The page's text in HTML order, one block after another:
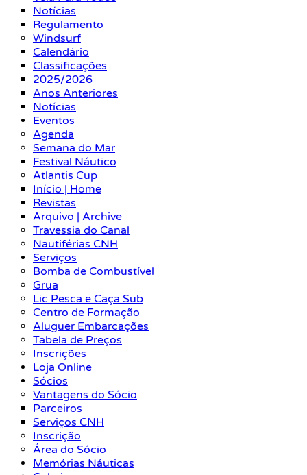
Notícias
Regulamento
Windsurf
Calendário
Classificações
2025/2026
Anos Anteriores
Notícias
Eventos
Agenda
Semana do Mar
Festival Náutico
Atlantis Cup
Início | Home
Revistas
Arquivo | Archive
Travessia do Canal
Nautiférias CNH
Serviços
Bomba de Combustível
Grua
Lic Pesca e Caça Sub
Centro de Formação
Aluguer Embarcações
Tabela de Preços
Inscrições
Loja Online
Sócios
Vantagens do Sócio
Parceiros
Serviços CNH
Inscrição
Área do Sócio
Memórias Náuticas